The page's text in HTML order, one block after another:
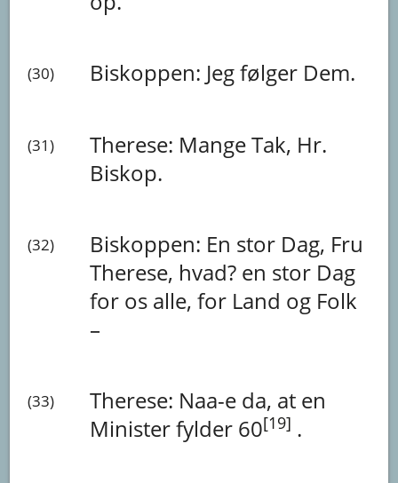
(30) Biskoppen: Jegfølger Dem.
(31) Therese: MangeTak, Hr.
Biskop.
(32) Biskoppen: En stor Dag, Fru
Therese, hvad? en stor Dag
for os alle,for Land og Folk
–
(33) Therese: Naa-e da, at en
Ministerfylder 60[19] .